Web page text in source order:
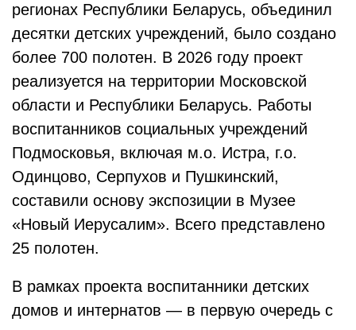
регионах Республики Беларусь, объединил
десятки детских учреждений, было создано
более 700 полотен. В 2026 году проект
реализуется на территории Московской
области и Республики Беларусь. Работы
воспитанников социальных учреждений
Подмосковья, включая м.о. Истра, г.о.
Одинцово, Серпухов и Пушкинский,
составили основу экспозиции в Музее
«Новый Иерусалим». Всего представлено
25 полотен.
В рамках проекта воспитанники детских
домов и интернатов — в первую очередь с